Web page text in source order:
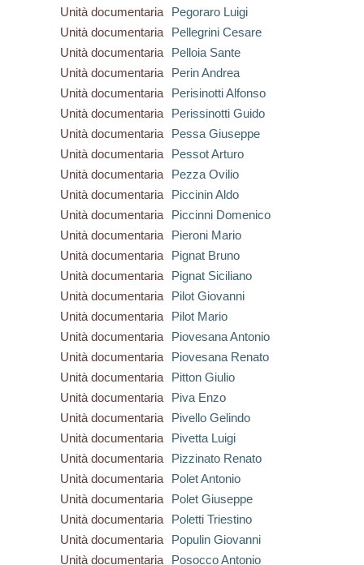
Unità documentaria
Pegoraro Luigi
Unità documentaria
Pellegrini Cesare
Unità documentaria
Pelloia Sante
Unità documentaria
Perin Andrea
Unità documentaria
Perisinotti Alfonso
Unità documentaria
Perissinotti Guido
Unità documentaria
Pessa Giuseppe
Unità documentaria
Pessot Arturo
Unità documentaria
Pezza Ovilio
Unità documentaria
Piccinin Aldo
Unità documentaria
Piccinni Domenico
Unità documentaria
Pieroni Mario
Unità documentaria
Pignat Bruno
Unità documentaria
Pignat Siciliano
Unità documentaria
Pilot Giovanni
Unità documentaria
Pilot Mario
Unità documentaria
Piovesana Antonio
Unità documentaria
Piovesana Renato
Unità documentaria
Pitton Giulio
Unità documentaria
Piva Enzo
Unità documentaria
Pivello Gelindo
Unità documentaria
Pivetta Luigi
Unità documentaria
Pizzinato Renato
Unità documentaria
Polet Antonio
Unità documentaria
Polet Giuseppe
Unità documentaria
Poletti Triestino
Unità documentaria
Populin Giovanni
Unità documentaria
Posocco Antonio